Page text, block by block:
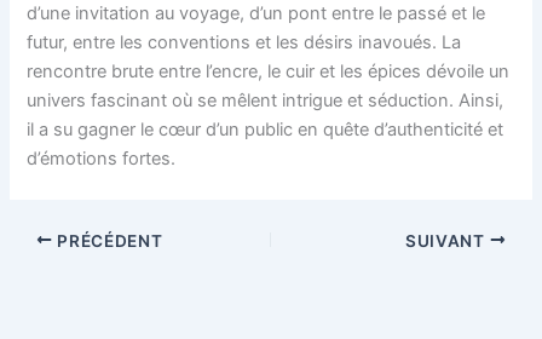
d’une invitation au voyage, d’un pont entre le passé et le
futur, entre les conventions et les désirs inavoués. La
rencontre brute entre l’encre, le cuir et les épices dévoile un
univers fascinant où se mêlent intrigue et séduction. Ainsi,
il a su gagner le cœur d’un public en quête d’authenticité et
d’émotions fortes.
PRÉCÉDENT SUIVANT